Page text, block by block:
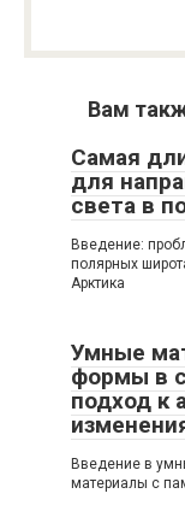
Вам
Самая
для
света в
Введение:
полярных
Арктика
Умные
формы в
подход к
Введение в
материалы с